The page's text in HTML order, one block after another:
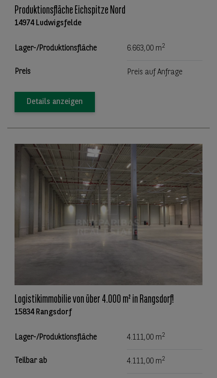
Produktionsfläche Eichspitze Nord
14974 Ludwigsfelde
Lager-/Produktionsfläche 6.663,00 m2
Preis Preis auf Anfrage
Details anzeigen
Logistikimmobilie von über 4.000 m² in Rangsdorf!
15834 Rangsdorf
Lager-/Produktionsfläche 4.111,00 m2
Teilbar ab 4.111,00 m2